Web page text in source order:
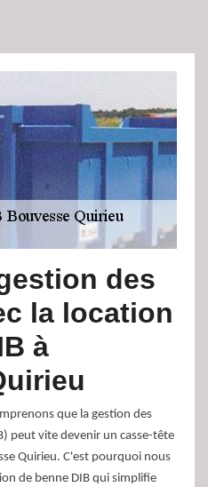
des
la location
à
que la gestion des
peut vite devenir un casse-tête
Quirieu. C'est pourquoi nous
de benne DIB qui simplifie